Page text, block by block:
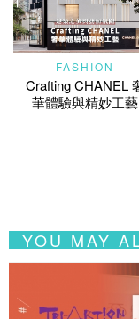
FASHION
Crafting CHANEL
華體驗與精妙工藝
YOU MAY